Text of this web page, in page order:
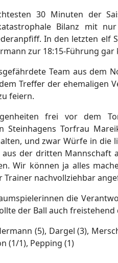
30 Minuten der
Bilanz mit
In den letzten elf
zur 18:15-Führung gar
Team aus dem
Treffer der ehemaligen
feiern.
frei vor dem
Steinhagens Torfrau
und zwar Würfe in die
der dritten Mannschaft
Wir können ja alles
nachvollziehbar
die
der Ball auch freistehend
(5), Dargel (3),
(1/1), Pepping (1)